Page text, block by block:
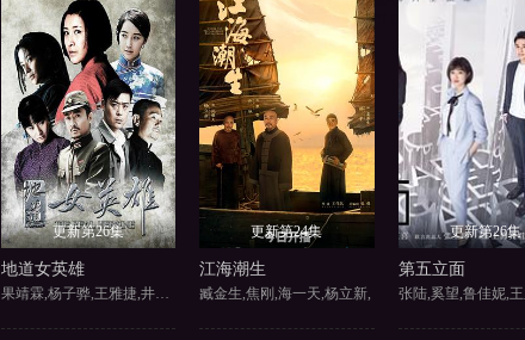
更新第26集
地道女英雄
果靖霖,杨子骅,王雅捷,井凌潇
更新第24集
江海潮生
臧金生,焦刚,海一天,杨立新,
更新第26集
第五立面
张陆,奚望,鲁佳妮,